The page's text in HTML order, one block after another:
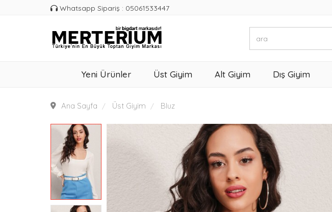
Whatsapp Sipariş : 05061533447
Yeni Ürünler Üst Giyim Alt Giyim Dış Giyim
Ana Sayfa Üst Giyim Bluz